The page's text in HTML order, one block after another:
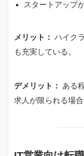
スタートアップ
メリット： ハイク
も充実している。
デメリット：
ある
求人が限られる場合